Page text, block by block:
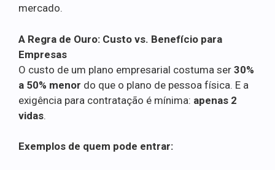
mercado.
A Regra de Ouro: Custo vs. Benefício para
Empresas
O custo de um plano empresarial costuma ser 30%
a 50% menor do que o plano de pessoa física. E a
exigência para contratação é mínima: apenas 2
vidas.
Exemplos de quem pode entrar: